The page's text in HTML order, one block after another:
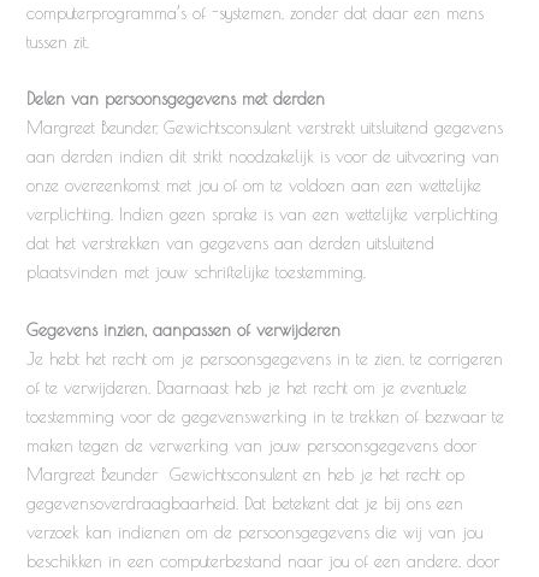
computerprogramma’s of -systemen, zonder dat daar een mens
tussen zit.
Delen van persoonsgegevens met derden
Margreet Beunder, Gewichtsconsulent verstrekt uitsluitend gegevens
aan derden indien dit strikt noodzakelijk is voor de uitvoering van
onze overeenkomst met jou of om te voldoen aan een wettelijke
verplichting. Indien geen sprake is van een wettelijke verplichting
dat het verstrekken van gegevens aan derden uitsluitend
plaatsvinden met jouw schriftelijke toestemming.
Gegevens inzien, aanpassen of verwijderen
Je hebt het recht om je persoonsgegevens in te zien, te corrigeren
of te verwijderen. Daarnaast heb je het recht om je eventuele
toestemming voor de gegevenswerking in te trekken of bezwaar te
maken tegen de verwerking van jouw persoonsgegevens door
Margreet Beunder Gewichtsconsulent en heb je het recht op
gegevensoverdraagbaarheid. Dat betekent dat je bij ons een
verzoek kan indienen om de persoonsgegevens die wij van jou
beschikken in een computerbestand naar jou of een andere, door